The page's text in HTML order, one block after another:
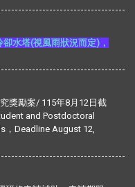
卻水塔(視風雨狀況而定)，
獎勵案/ 115年8月12日截
and Postdoctoral
，Deadline August 12,